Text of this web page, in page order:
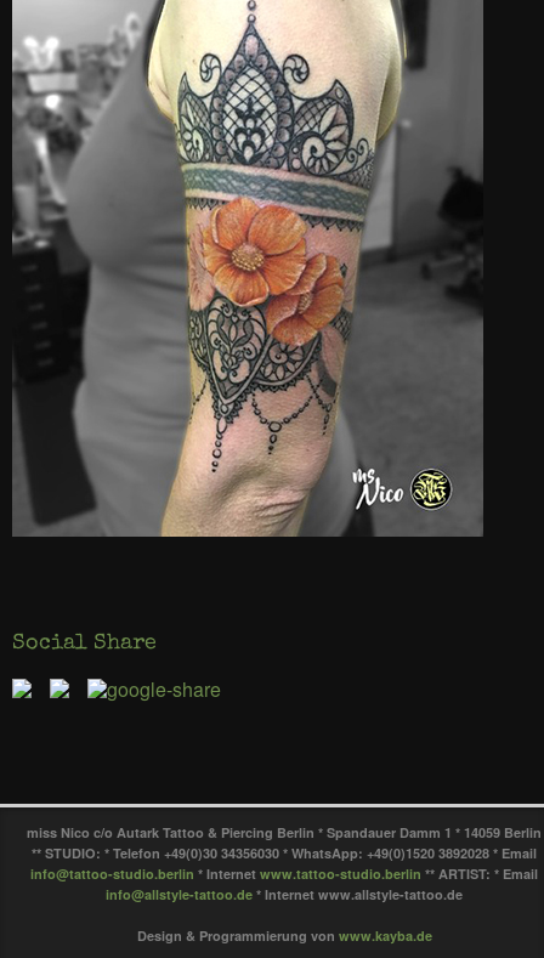
Social Share
miss Nico c/o Autark Tattoo & Piercing Berlin * Spandauer Damm 1 * 14059 Berlin
** STUDIO: * Telefon +49(0)30 34356030 * WhatsApp: +49(0)1520 3892028 * Email
info@tattoo-studio.berlin * Internet www.tattoo-studio.berlin ** ARTIST: * Email
info@allstyle-tattoo.de * Internet www.allstyle-tattoo.de
Design & Programmierung von www.kayba.de